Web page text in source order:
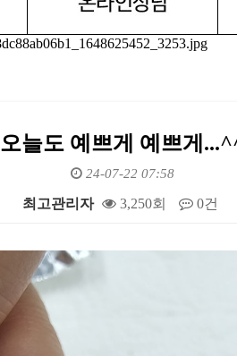
오늘도 예쁘게 예쁘게
24-07-22 07:58
최고관리자 3,250회 0건